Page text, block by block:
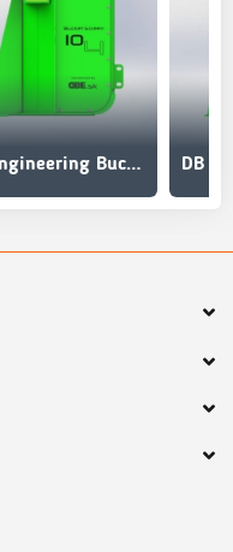
DB Engineering BucketScreen BS-10/4